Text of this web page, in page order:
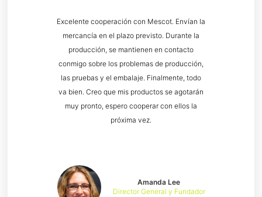
Amanda Lee
Director General y Fundador
Excelente cooperación con Mescot. Envían la
mercancía en el plazo previsto. Durante la
producción, se mantienen en contacto
conmigo sobre los problemas de producción,
las pruebas y el embalaje. Finalmente, todo
va bien. Creo que mis productos se agotarán
muy pronto, espero cooperar con ellos la
próxima vez.